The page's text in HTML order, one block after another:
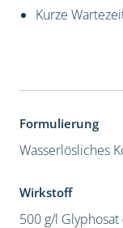
Kurze
Formulierung
Wasserlösliches
Wirkstoff
500 g/l Glyphosat